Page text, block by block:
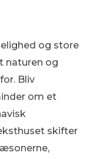
og store
naturen og
Bliv
om et
skifter